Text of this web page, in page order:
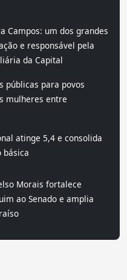
Campos: um dos grandes
e responsável pela
da Capital
públicas para povos
mulheres entre
atinge 5,4 e consolida
básica
Morais fortalece
ao Senado e amplia